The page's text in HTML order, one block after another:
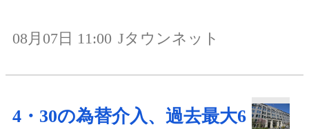
08月07日 11:00 Jタウンネット
4・30の為替介入、過去最大6